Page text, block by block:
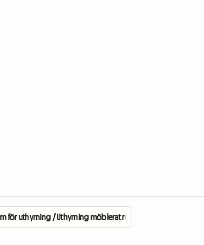
för uthyrning / Uthyrning möblerat rum